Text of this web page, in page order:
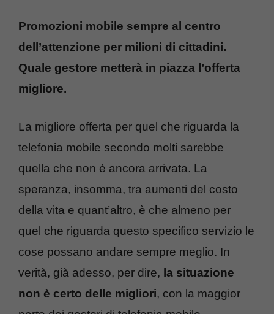
Promozioni mobile sempre al centro
dell’attenzione per milioni di cittadini.
Quale gestore metterà in piazza l’offerta
migliore.
La migliore offerta per quel che riguarda la
telefonia mobile secondo molti sarebbe
quella che non è ancora arrivata. La
speranza, insomma, tra aumenti del costo
della vita e quant’altro, è che almeno per
quel che riguarda questo specifico servizio le
cose possano andare sempre meglio. In
verità, già adesso, per dire, la situazione
non è certo delle migliori, con la maggior